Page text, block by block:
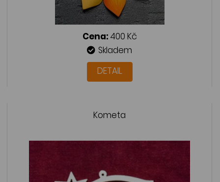
Cena: 400 Kč
Skladem
DETAIL
Kometa